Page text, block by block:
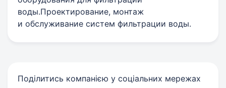
воды.Проектирование, монтаж
и обслуживание систем фильтрации воды.
Поділитись компанією у соціальних мережах